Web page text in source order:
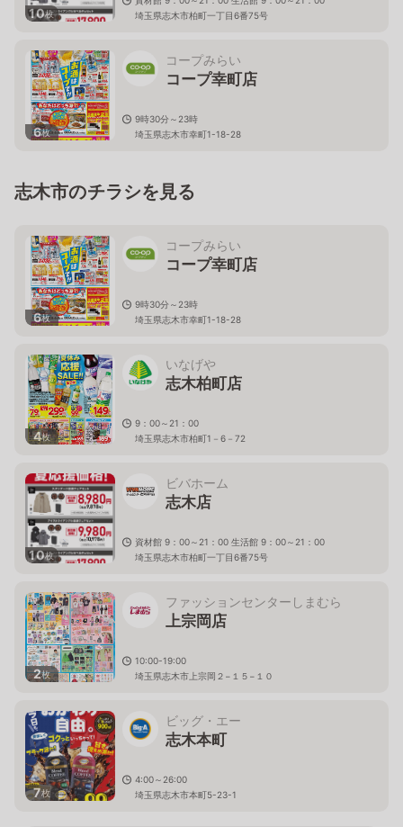
10枚
埼玉県志木市柏町一丁目6番75号
6枚
コープみらい
コープ幸町店
9時30分～23時
埼玉県志木市幸町1-18-28
志木市のチラシを見る
6枚
コープみらい
コープ幸町店
9時30分～23時
埼玉県志木市幸町1-18-28
4枚
いなげや
志木柏町店
9：00～21：00
埼玉県志木市柏町1－6－72
10枚
ビバホーム
志木店
資材館 9：00～21：00 生活館 9：00～21：00
埼玉県志木市柏町一丁目6番75号
2枚
ファッションセンターしまむら
上宗岡店
10:00-19:00
埼玉県志木市上宗岡２−１５−１０
7枚
ビッグ・エー
志木本町
4:00～26:00
埼玉県志木市本町5-23-1